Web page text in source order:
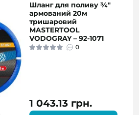
Шланг для поливу ¾"
армований 20м
тришаровий
MASTERTOOL
VODOGRAY – 92-1071
0
1 043.13 грн.